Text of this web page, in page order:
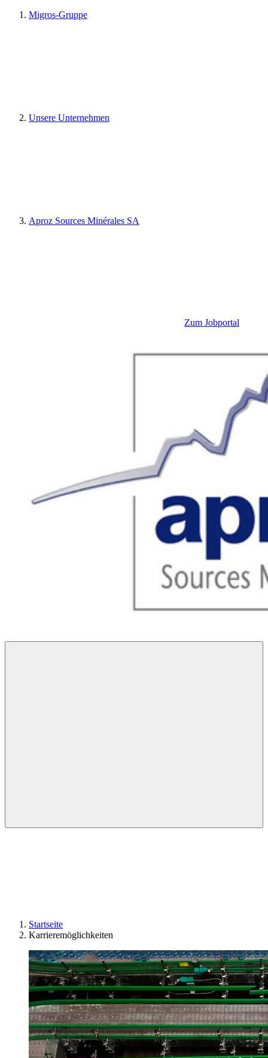
Migros-Gruppe
Unsere Unternehmen
Aproz Sources Minérales SA
Zum Jobportal
Startseite
Karrieremöglichkeiten